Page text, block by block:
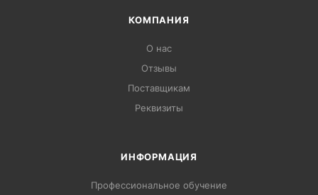
КОМПАНИЯ
О нас
Отзывы
Поставщикам
Реквизиты
ИНФОРМАЦИЯ
Профессиональное обучение